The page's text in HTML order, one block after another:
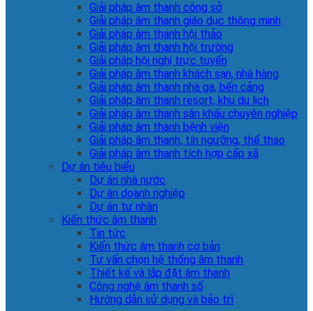
Giải pháp âm thanh công sở
Giải pháp âm thanh giáo dục thông minh
Giải pháp âm thanh hội thảo
Giải pháp âm thanh hội trường
Giải pháp hội nghị trực tuyến
Giải pháp âm thanh khách sạn, nhà hàng
Giải pháp âm thanh nhà ga, bến cảng
Giải pháp âm thanh resort, khu du lịch
Giải pháp âm thanh sân khấu chuyên nghiệp
Giải pháp âm thanh bệnh viện
Giải pháp âm thanh, tín ngưỡng, thể thao
Giải pháp âm thanh tích hợp cấp xã
Dự án tiêu biểu
Dự án nhà nước
Dự án doanh nghiệp
Dự án tư nhân
Kiến thức âm thanh
Tin tức
Kiến thức âm thanh cơ bản
Tư vấn chọn hệ thống âm thanh
Thiết kế và lắp đặt âm thanh
Công nghệ âm thanh số
Hướng dẫn sử dụng và bảo trì